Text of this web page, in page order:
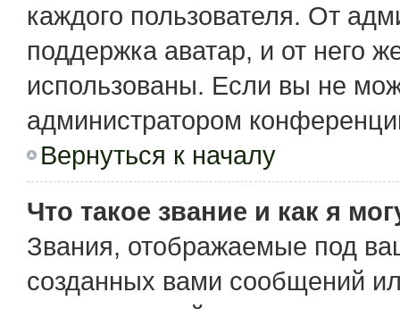
каждого пользователя. От
поддержка аватар, и от него
использованы. Если вы не
администратором
Вернуться к началу
Что такое звание и как я
Звания, отображаемые под
созданных вами сообщений